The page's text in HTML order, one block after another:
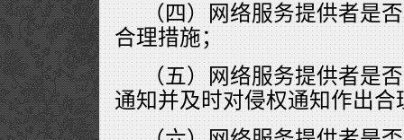
（四）网络服务提供者是
合理措施；
（五）网络服务提供者是
通知并及时对侵权通知作出合